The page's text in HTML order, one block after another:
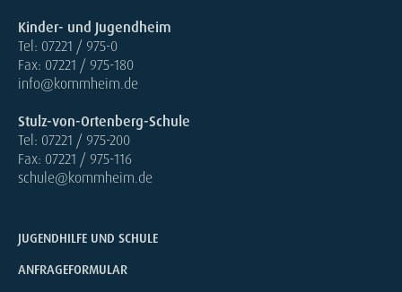
Kinder- und Jugendheim
Tel: 07221 / 975-0
Fax: 07221 / 975-180
info@kommheim.de
Stulz-von-Ortenberg-Schule
Tel: 07221 / 975-200
Fax: 07221 / 975-116
schule@kommheim.de
JUGENDHILFE UND SCHULE
ANFRAGEFORMULAR